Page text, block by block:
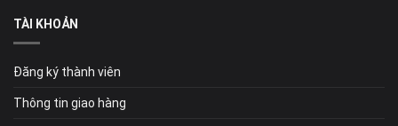
TÀI KHOẢN
Đăng ký thành viên
Thông tin giao hàng